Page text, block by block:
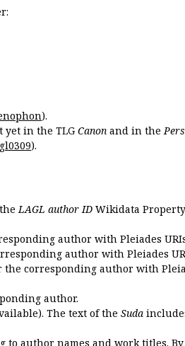
).
yet in the TLG Canon and in the
).
LAGL author ID Wikidata Property
author with Pleiades
author with Pleiades
the corresponding author with
author.
The text of the Suda
to author names and work titles. By